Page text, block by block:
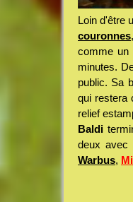
Loin d'être
couronnes
comme un
minutes.
public. Sa
qui restera
relief
Baldi
deux avec
Warbus,